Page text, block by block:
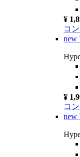
¥
コ
new
¥
コ
new